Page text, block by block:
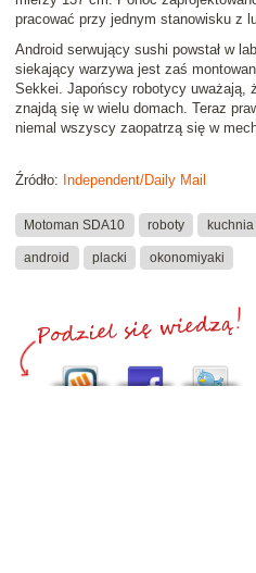
pracować przy jednym stanowisku z
Android serwujący sushi powstał w
siekający warzywa jest zaś
Sekkei. Japońscy robotycy uważają,
znajdą się w wielu domach. Teraz
niemal wszyscy zaopatrzą się w
Źródło: Independent/Daily Mail
Motoman SDA10 roboty kuchnia
android placki okonomiyaki